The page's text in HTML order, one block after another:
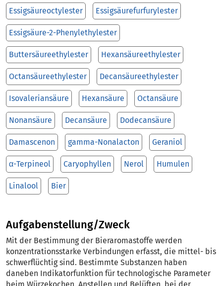
Essigsäureoctylester Essigsäurefurfurylester
Essigsäure-2-Phenylethylester
Buttersäureethylester Hexansäureethylester
Octansäureethylester Decansäureethylester
Isovaleriansäure Hexansäure Octansäure
Nonansäure Decansäure Dodecansäure
Damascenon gamma-Nonalacton Geraniol
α-Terpineol Caryophyllen Nerol Humulen
Linalool Bier
Aufgabenstellung/Zweck
Mit der Bestimmung der Bieraromastoffe werden
konzentrationsstarke Verbindungen erfasst, die mittel- bis
schwerflüchtig sind. Bestimmte Substanzen haben
daneben Indikatorfunktion für technologische Parameter